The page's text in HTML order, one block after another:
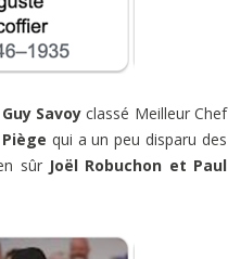
Guy Savoy classé Meilleur Chef
qui a un peu disparu des
sûrJoël Robuchon et Paul